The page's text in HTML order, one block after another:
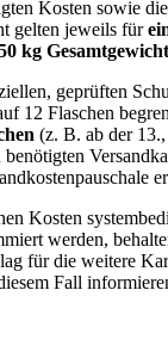
Kosten sowie
gelten jeweils für
kg
geprüften
12 Flaschen
(z. B. ab der
Kosten
werden,
für die weitere
Fall